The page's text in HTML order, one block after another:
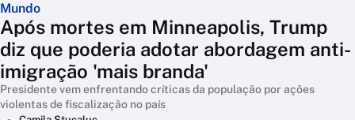
Mundo
Após mortes em Minneapolis, Trump
diz que poderia adotar abordagem anti-
imigração 'mais branda'
Presidente vem enfrentando críticas da população por ações
violentas de fiscalização no país